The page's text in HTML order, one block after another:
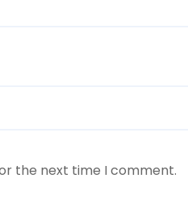
the next time I comment.